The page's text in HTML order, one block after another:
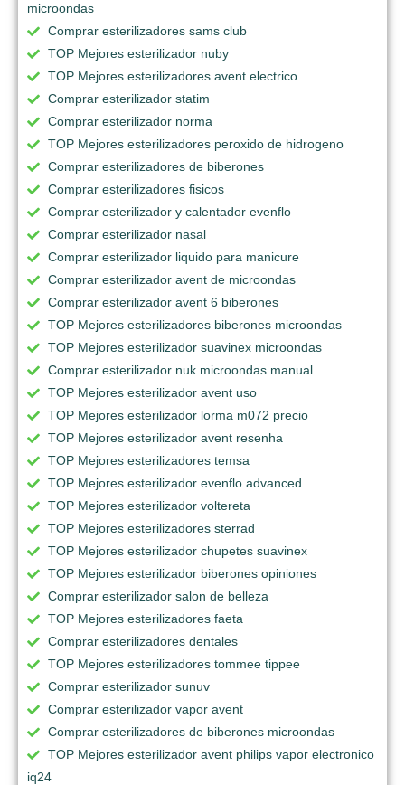
microondas
Comprar esterilizadores sams club
TOP Mejores esterilizador nuby
TOP Mejores esterilizadores avent electrico
Comprar esterilizador statim
Comprar esterilizador norma
TOP Mejores esterilizadores peroxido de hidrogeno
Comprar esterilizadores de biberones
Comprar esterilizadores fisicos
Comprar esterilizador y calentador evenflo
Comprar esterilizador nasal
Comprar esterilizador liquido para manicure
Comprar esterilizador avent de microondas
Comprar esterilizador avent 6 biberones
TOP Mejores esterilizadores biberones microondas
TOP Mejores esterilizador suavinex microondas
Comprar esterilizador nuk microondas manual
TOP Mejores esterilizador avent uso
TOP Mejores esterilizador lorma m072 precio
TOP Mejores esterilizador avent resenha
TOP Mejores esterilizadores temsa
TOP Mejores esterilizador evenflo advanced
TOP Mejores esterilizador voltereta
TOP Mejores esterilizadores sterrad
TOP Mejores esterilizador chupetes suavinex
TOP Mejores esterilizador biberones opiniones
Comprar esterilizador salon de belleza
TOP Mejores esterilizadores faeta
Comprar esterilizadores dentales
TOP Mejores esterilizadores tommee tippee
Comprar esterilizador sunuv
Comprar esterilizador vapor avent
Comprar esterilizadores de biberones microondas
TOP Mejores esterilizador avent philips vapor electronico
iq24